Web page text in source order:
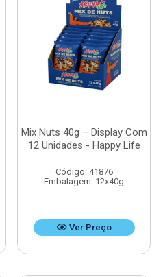
Mix Nuts 40g – Display Com
12 Unidades - Happy Life
Código: 41876
Embalagem: 12x40g
Ver Preço